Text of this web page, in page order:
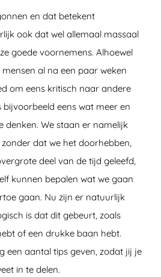
en dat betekent
ook dat wel allemaal massaal
goede voornemens. Alhoewel
al na een paar weken
om eens kritisch naar andere
eens wat meer en
denken. We staan er namelijk
dat we het doorhebben,
deel van de tijd geleefd,
kunnen bepalen wat we gaan
gaan. Nu zijn er natuurlijk
is dat dit gebeurt, zoals
of een drukke baan hebt.
een aantal tips geven, zodat jij je
in te delen.